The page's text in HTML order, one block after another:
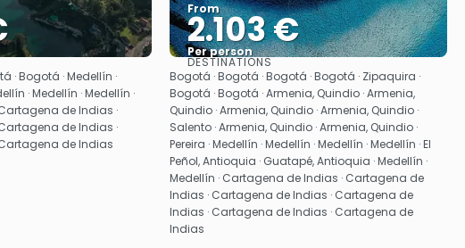
See
· Bogotá · Medellín ·
· Medellín · Medellín ·
de Indias ·
de Indias ·
de Indias
From
2.103 €
Per person
See
DESTINATIONS
Bogotá · Bogotá · Bogotá · Bogotá · Zipaquira ·
Bogotá · Bogotá · Armenia, Quindio · Armenia,
Quindio · Armenia, Quindio · Armenia, Quindio ·
Salento · Armenia, Quindio · Armenia, Quindio ·
Pereira · Medellín · Medellín · Medellín · Medellín · El
Peñol, Antioquia · Guatapé, Antioquia · Medellín ·
Medellín · Cartagena de Indias · Cartagena de
Indias · Cartagena de Indias · Cartagena de
Indias · Cartagena de Indias · Cartagena de
Indias